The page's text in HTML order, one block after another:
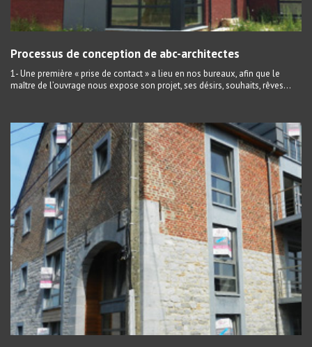
Processus de conception de abc-architectes
1- Une première « prise de contact » a lieu en nos bureaux, afin que le
maître de l’ouvrage nous expose son projet, ses désirs, souhaits, rêves…